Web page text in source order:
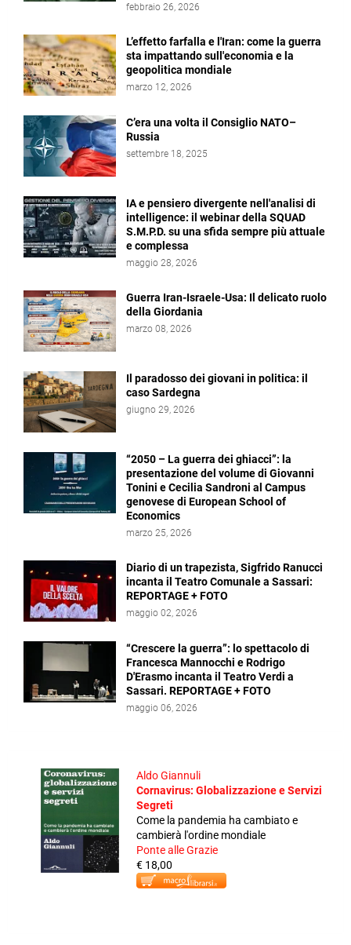
febbraio 26, 2026
L’effetto farfalla e l'Iran: come la guerra
sta impattando sull'economia e la
geopolitica mondiale
marzo 12, 2026
C’era una volta il Consiglio NATO–
Russia
settembre 18, 2025
IA e pensiero divergente nell'analisi di
intelligence: il webinar della SQUAD
S.M.P.D. su una sfida sempre più attuale
e complessa
maggio 28, 2026
Guerra Iran-Israele-Usa: Il delicato ruolo
della Giordania
marzo 08, 2026
Il paradosso dei giovani in politica: il
caso Sardegna
giugno 29, 2026
“2050 – La guerra dei ghiacci”: la
presentazione del volume di Giovanni
Tonini e Cecilia Sandroni al Campus
genovese di European School of
Economics
marzo 25, 2026
Diario di un trapezista, Sigfrido Ranucci
incanta il Teatro Comunale a Sassari:
REPORTAGE + FOTO
maggio 02, 2026
“Crescere la guerra”: lo spettacolo di
Francesca Mannocchi e Rodrigo
D'Erasmo incanta il Teatro Verdi a
Sassari. REPORTAGE + FOTO
maggio 06, 2026
Aldo Giannuli
Cornavirus: Globalizzazione e Servizi
Segreti
Come la pandemia ha cambiato e
cambierà l'ordine mondiale
Ponte alle Grazie
€ 18,00